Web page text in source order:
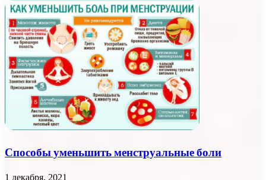
Способы уменьшить менструальные боли
1 декабря, 2021